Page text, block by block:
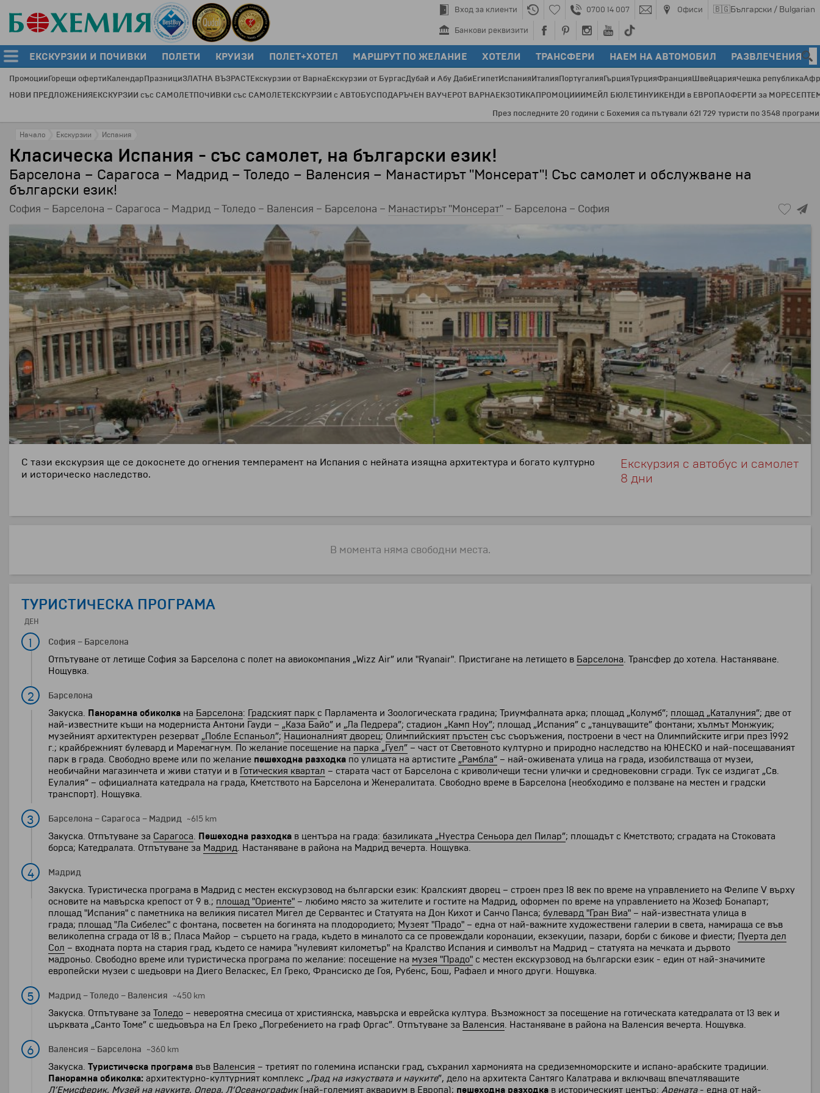
Вход за клиенти 0700 14 007 Офиси 🇧🇬Български / Bulgarian
Банкови реквизити
ЕКСКУРЗИИ И ПОЧИВКИ ПОЛЕТИ КРУИЗИ ПОЛЕТ+ХОТЕЛ МАРШРУТ ПО ЖЕЛАНИЕ ХОТЕЛИ ТРАНСФЕРИ НАЕМ НА АВТОМОБИЛ РАЗВЛЕЧЕНИЯ
ПромоцииГорещи офертиКалендарПразнициЗЛАТНА ВЪЗРАСТЕкскурзии от ВарнаЕкскурзии от БургасДубай и Абу ДабиЕгипетИспанияИталияПортугалияГърцияТурцияФранцияШвейцарияЧешка република
НОВИ ПРЕДЛОЖЕНИЯЕКСКУРЗИИ със САМОЛЕТПОЧИВКИ със САМОЛЕТЕКСКУРЗИИ с АВТОБУСПОДАРЪЧЕН ВАУЧЕРОТ ВАРНАЕКЗОТИКАПРОМОЦИИИМЕЙЛ БЮЛЕТИНУИКЕНДИ в ЕВРОПАОФЕРТИ за МОРЕ
През последните 20 години с Бохемия са пътували 621 729 туристи по 3548 програми и 82
Начало Екскурзии Испания
Класическа Испания - със самолет, на български език!
Барселона – Сарагоса – Мадрид – Толедо – Валенсия – Манастирът "Монсерат"! Със самолет и обслужване на
български език!
София – Барселона – Сарагоса – Мадрид – Толедо – Валенсия – Барселона – Манастирът "Монсерат" – Барселона – София
Екскурзия с автобус и самолет
8 дни
С тази екскурзия ще се докоснете до огнения темперамент на Испания с нейната изящна архитектура и богато културно
и историческо наследство.
В момента няма свободни места.
ТУРИСТИЧЕСКА ПРОГРАМА
ДЕН
1 София – Барселона
Отпътуване от летище София за Барселона с полет на авиокомпания „Wizz Air” или "Ryanair". Пристигане на летището в Барселона. Трансфер до хотела. Настаняване.
Нощувка.
2 Барселона
Закуска. Панорамна обиколка на Барселона: Градският парк с Парламента и Зоологическата градина; Триумфалната арка; площад „Колумб”; площад „Каталуния”; две от
най-известните къщи на модерниста Антони Гауди – „Каза Байо” и „Ла Педрера”; стадион „Камп Ноу”; площад „Испания” с „танцуващите” фонтани; хълмът Монжуик;
музейният архитектурен резерват „Побле Еспаньол”; Националният дворец; Олимпийският пръстен със съоръжения, построени в чест на Олимпийските игри през 1992
г.; крайбрежният булевард и Маремагнум. По желание посещение на парка „Гуел” – част от Световното културно и природно наследство на ЮНЕСКО и най-посещаваният
парк в града. Свободно време или по желание пешеходна разходка по улицата на артистите „Рамбла“ – най-оживената улица на града, изобилстваща от музеи,
необичайни магазинчета и живи статуи и в Готическия квартал – старата част от Барселона с криволичещи тесни улички и средновековни сгради. Тук се издигат „Св.
Еулалия“ – официалната катедрала на града, Кметството на Барселона и Женералитата. Свободно време в Барселона (необходимо е ползване на местен и градски
транспорт). Нощувка.
3 Барселона – Сарагоса – Мадрид ~615 km
Закуска. Отпътуване за Сарагоса. Пешеходна разходка в центъра на града: базиликата „Нуестра Сеньора дел Пилар”; площадът с Кметството; сградата на Стоковата
борса; Катедралата. Отпътуване за Мадрид. Настаняване в района на Мадрид вечерта. Нощувка.
4 Мадрид
Закуска. Туристическа програма в Мадрид с местен екскурзовод на български език: Кралският дворец – строен през 18 век по време на управлението на Фелипе V върху
основите на мавърска крепост от 9 в.; площад "Ориенте" – любимо място за жителите и гостите на Мадрид, оформен по време на управлението на Жозеф Бонапарт;
площад "Испания" с паметника на великия писател Мигел де Сервантес и Статуята на Дон Кихот и Санчо Панса; булевард "Гран Виа" – най-известната улица в
града; площад "Ла Сибелес" с фонтана, посветен на богинята на плодородието; Музеят "Прадо" – една от най-важните художествени галерии в света, намираща се във
великолепна сграда от 18 в.; Пласа Майор – сърцето на града, където в миналото са се провеждали коронации, екзекуции, пазари, борби с бикове и фиести; Пуерта дел
Сол – входната порта на стария град, където се намира "нулевият километър" на Кралство Испания и символът на Мадрид – статуята на мечката и дървото
мадроньо. Свободно време или туристическа програма по желание: посещение на музея "Прадо" с местен екскурзовод на български език - един от най-значимите
европейски музеи с шедьоври на Диего Веласкес, Ел Греко, Франсиско де Гоя, Рубенс, Бош, Рафаел и много други. Нощувка.
5 Мадрид –Толедо – Валенсия ~450 km
Закуска. Отпътуване за Толедо – невероятна смесица от християнска, мавърска и еврейска култура. Възможност за посещение на готическата катедралата от 13 век и
църквата „Санто Томе” с шедьовъра на Ел Греко „Погребението на граф Оргас”. Отпътуване за Валенсия. Настаняване в района на Валенсия вечерта. Нощувка.
6 Валенсия – Барселона ~360 km
Закуска. Туристическа програма във Валенсия – третият по големина испански град, съхранил хармонията на средиземноморските и испано-арабските традиции.
Панорамна обиколка: архитектурно-културният комплекс „Град на изкуствата и науките”, дело на архитекта Сантяго Калатрава и включващ впечатляващите
Л’Емисферик, Музей на науките, Опера, Л’Осеанографик(най-големият аквариум в Европа); пешеходна разходка в историческият център: Арената- една от най-